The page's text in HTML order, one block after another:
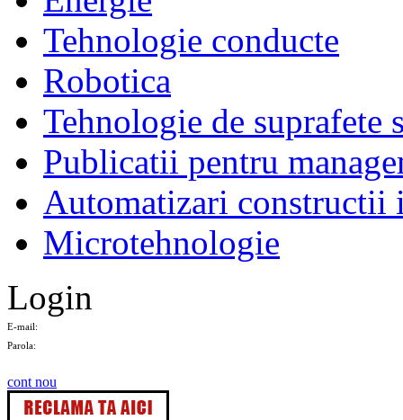
Tehnologie conducte
Robotica
Tehnologie de suprafete
Publicatii pentru
Automatizari constructii
Microtehnologie
Login
E-mail:
Parola:
cont nou